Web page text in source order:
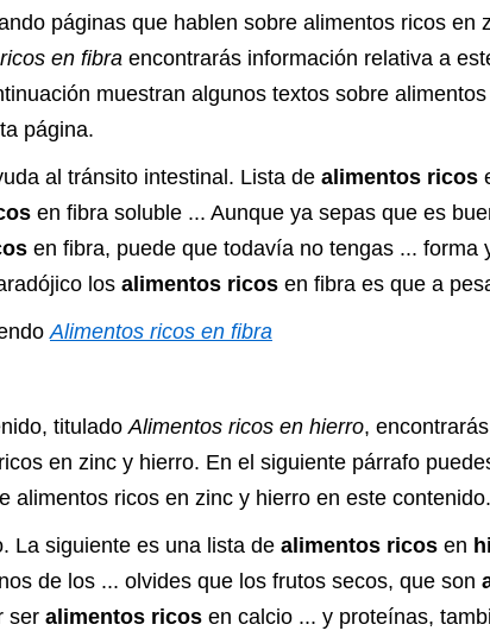
páginas que hablen sobre alimentos ricos en
en fibra encontrarás información relativa a
muestran algunos textos sobre
página.
al tránsito intestinal. Lista de alimentos ricos
en fibra soluble ... Aunque ya sepas que es
en fibra, puede que todavía no tengas ... forma
los alimentos ricos en fibra es que a
Alimentos ricos en fibra
tituladoAlimentos ricos en hierro,
en zinc y hierro. En el siguiente párrafo
alimentos ricos en zinc y hierro en este contenido.
La siguiente es una lista de alimentos ricos en
de los ... olvides que los frutos secos, que son
ser alimentos ricos en calcio ... y proteínas,